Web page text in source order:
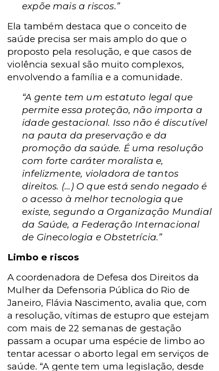
expõe mais a riscos.”
Ela também destaca que o conceito de
saúde precisa ser mais amplo do que o
proposto pela resolução, e que casos de
violência sexual são muito complexos,
envolvendo a família e a comunidade.
“A gente tem um estatuto legal que
permite essa proteção, não importa a
idade gestacional. Isso não é discutível
na pauta da preservação e da
promoção da saúde. É uma resolução
com forte caráter moralista e,
infelizmente, violadora de tantos
direitos. (...) O que está sendo negado é
o acesso à melhor tecnologia que
existe, segundo a Organização Mundial
da Saúde, a Federação Internacional
de Ginecologia e Obstetrícia.”
Limbo e riscos
A coordenadora de Defesa dos Direitos da
Mulher da Defensoria Pública do Rio de
Janeiro, Flávia Nascimento, avalia que, com
a resolução, vítimas de estupro que estejam
com mais de 22 semanas de gestação
passam a ocupar uma espécie de limbo ao
tentar acessar o aborto legal em serviços de
saúde. “A gente tem uma legislação, desde